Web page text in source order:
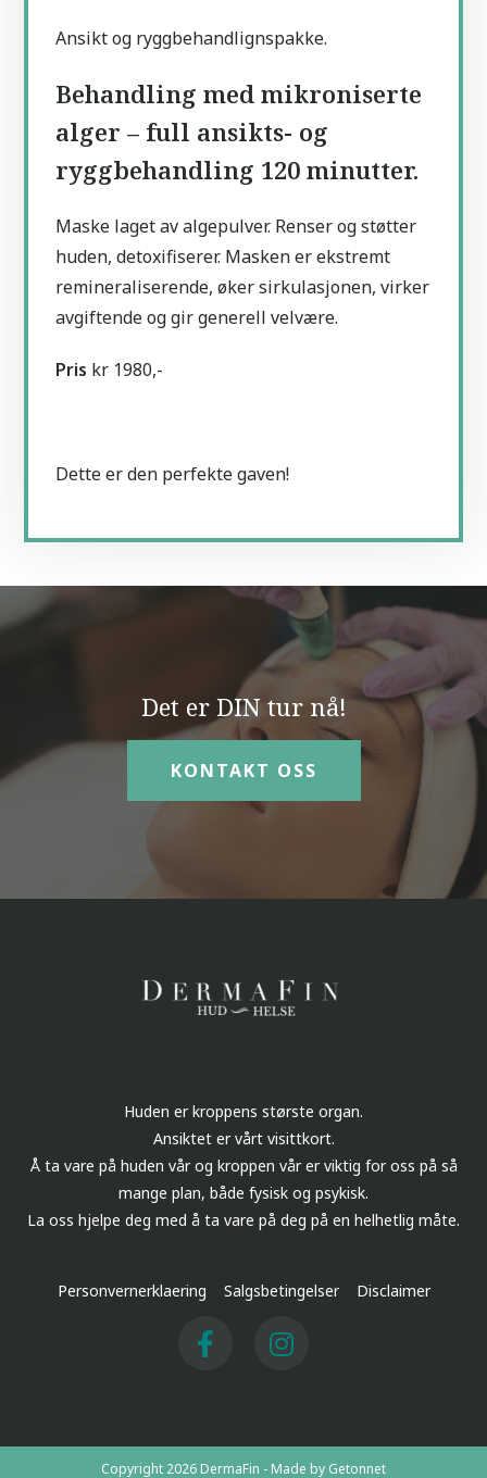
Ansikt og ryggbehandlignspakke.
Behandling med mikroniserte
alger – full ansikts- og
ryggbehandling 120 minutter.
Maske laget av algepulver. Renser og støtter
huden, detoxifiserer. Masken er ekstremt
remineraliserende, øker sirkulasjonen, virker
avgiftende og gir generell velvære.
Pris kr 1980,-
Dette er den perfekte gaven!
Det er DIN tur nå!
KONTAKT OSS
Huden er kroppens største organ.
Ansiktet er vårt visittkort.
Å ta vare på huden vår og kroppen vår er viktig for oss på så
mange plan, både fysisk og psykisk.
La oss hjelpe deg med å ta vare på deg på en helhetlig måte.
Personvernerklaering Salgsbetingelser Disclaimer
Copyright 2026 DermaFin - Made by Getonnet